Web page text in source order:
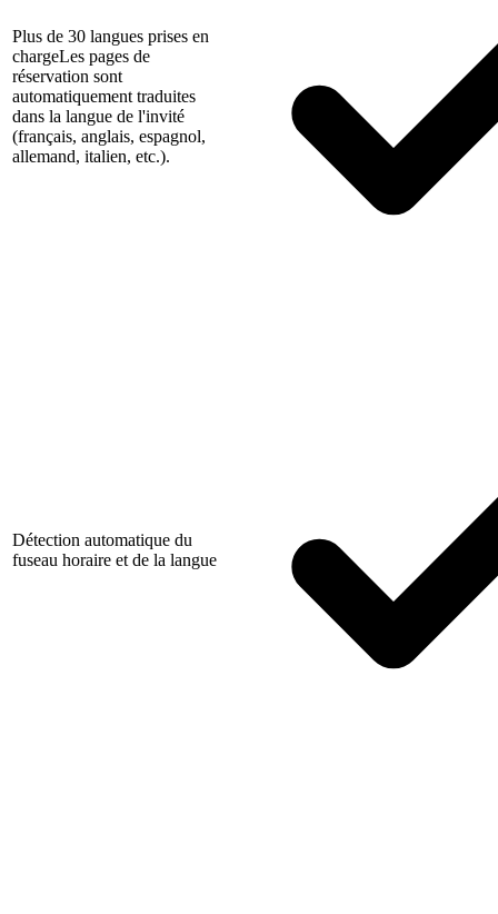
Plus de 30 langues prises en
chargeLes pages de
réservation sont
automatiquement traduites
dans la langue de l'invité
(français, anglais, espagnol,
allemand, italien, etc.).
Détection automatique du
fuseau horaire et de la langue